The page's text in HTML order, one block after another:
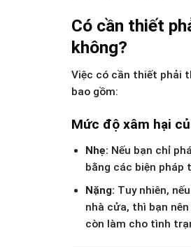
Có cần thiết
không?
Việc có cần thiết phải
bao gồm:
Mức độ xâm hại
Nhẹ: Nếu bạn chỉ
bằng các biện pháp
Nặng: Tuy nhiên,
nhà cửa, thì bạn
còn làm cho tình